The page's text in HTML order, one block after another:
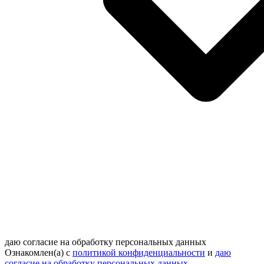
даю согласие на обработку персональных данных
Ознакомлен(а) с политикой конфиденциальности и даю